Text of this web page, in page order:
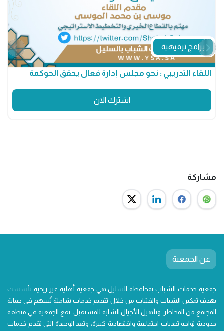
برامج ترفيهية
اللقاء التدريبي : نحو مجلس إدارة فعال يحقق الحوكمة
اشترك الان
مشاركة
عن الجمعية
جمعية خدمات الشباب بمحافظة السليل هي جمعية أهلية غير ربحية تأسست
بهدف تمكين الشباب والفتيات من خلال تقديم خدمات شاملة تُسهم في حماية
المجتمع من المخاطر، وتأهيل الأجيال الشابة للمستقبل. تقع الجمعية في منطقة
حدودية تواجه تحديات اجتماعية واقتصادية كبيرة، وتعد الوحيدة التي تقدم خدمات